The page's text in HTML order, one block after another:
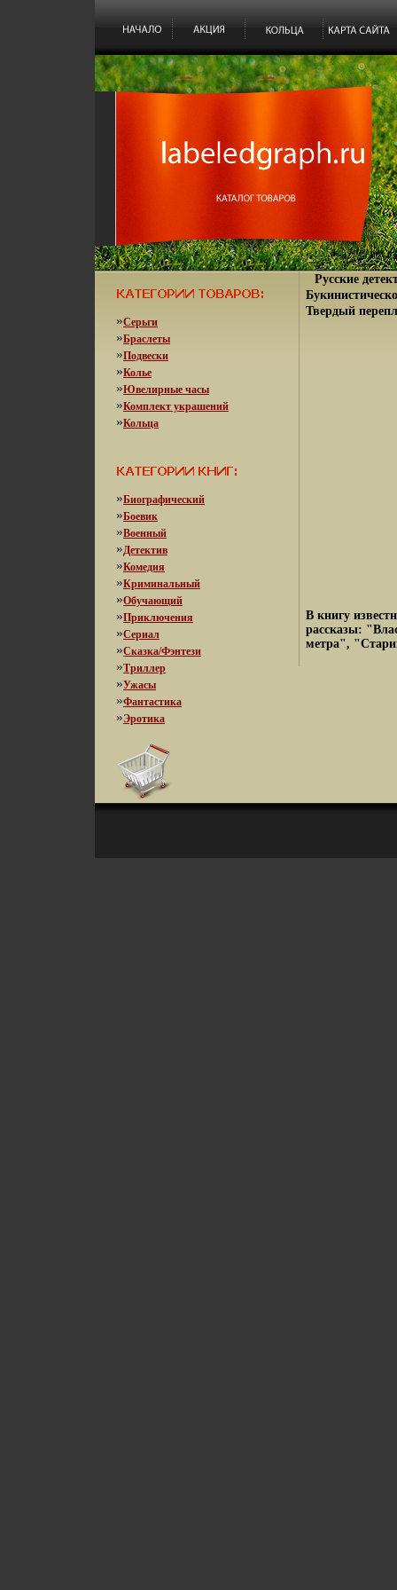
»Серьги
»Браслеты
»Подвески
»Колье
»Ювелирные часы
»Комплект украшений
»Кольца
»Биографический
»Боевик
»Военный
»Детектив
»Комедия
»Криминальный
»Обучающий
»Приключения
»Сериал
»Сказка/Фэнтези
»Триллер
»Ужасы
»Фантастика
»Эротика
Русские
Твердый
В книгу
рассказы:
метра",